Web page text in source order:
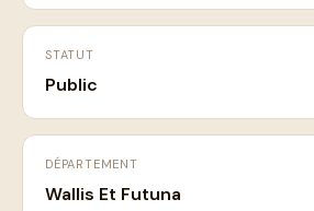
STATUT
Public
DÉPARTEMENT
Wallis Et Futuna